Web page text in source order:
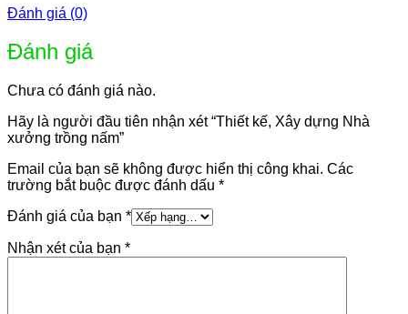
Đánh giá (0)
Đánh giá
Chưa có đánh giá nào.
Hãy là người đầu tiên nhận xét “Thiết kế, Xây dựng Nhà
xưởng trồng nấm”
Email của bạn sẽ không được hiển thị công khai. Các
trường bắt buộc được đánh dấu *
Đánh giá của bạn *
Nhận xét của bạn *